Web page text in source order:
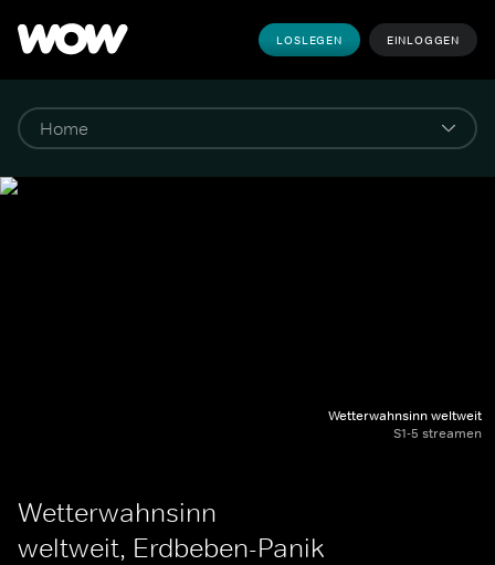
LOSLEGEN EINLOGGEN
Wetterwahnsinn weltweit
S1-5 streamen
Wetterwahnsinn
weltweit, Erdbeben-Panik